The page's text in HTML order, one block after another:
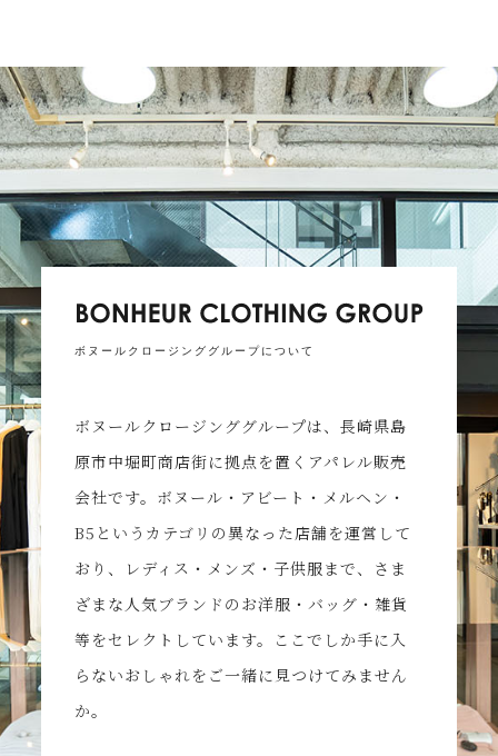
ボヌールクロージンググループについて
ボヌールクロージンググループは、長崎県島
原市中堀町商店街に拠点を置くアパレル販売
会社です。ボヌール・アビート・メルヘン・
B5というカテゴリの異なった店舗を運営して
おり、レディス・メンズ・子供服まで、さま
ざまな人気ブランドのお洋服・バッグ・雑貨
等をセレクトしています。ここでしか手に入
らないおしゃれをご一緒に見つけてみません
か。